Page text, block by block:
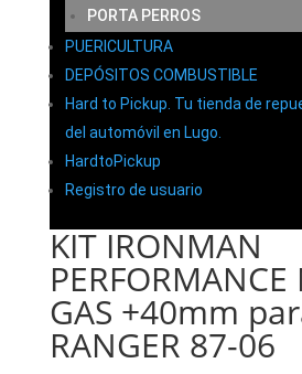
PORTA PERROS
PUERICULTURA
DEPÓSITOS COMBUSTIBLE
Hard to Pickup. Tu tienda de
del automóvil en Lugo.
HardtoPickup
Registro de usuario
KIT IRONMAN
GAS +40mm
RANGER 87-06